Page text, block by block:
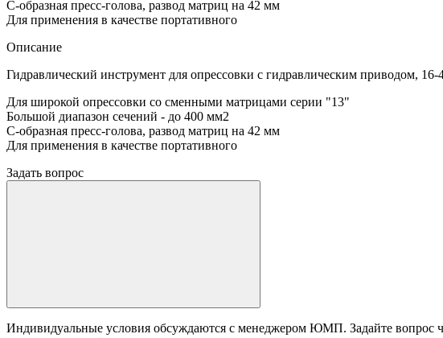
С-образная пресс-голова, развод матриц на 42 мм
Для применения в качестве портативного
Описание
Гидравлический инструмент для опрессовки с гидравлическим приводом,
Для широкой опрессовки со сменными матрицами серии "13"
Большой диапазон сечений - до 400 мм2
С-образная пресс-голова, развод матриц на 42 мм
Для применения в качестве портативного
Задать вопрос
Индивидуальные условия обсуждаются с менеджером ЮМП. Задайте вопрос